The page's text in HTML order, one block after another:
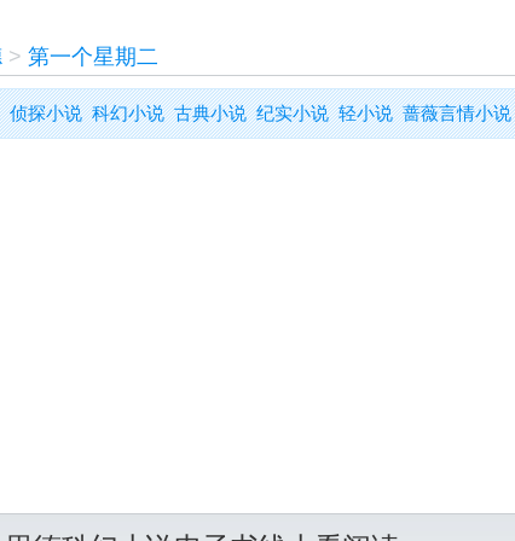
> 第一个星期二
侦探小说 科幻小说 古典小说 纪实小说 轻小说 蔷薇言情小说